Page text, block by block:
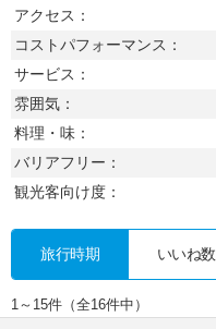
アクセス：
コストパフォーマンス：
サービス：
雰囲気：
料理・味：
バリアフリー：
観光客向け度：
旅行時期 いいね数
1～15件（全16件中）